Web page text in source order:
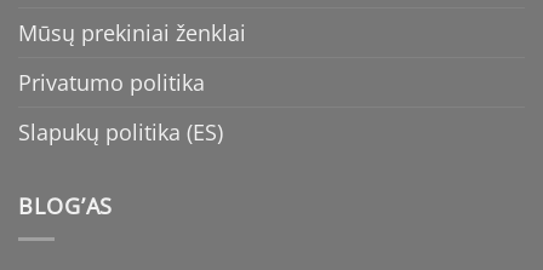
Mūsų prekiniai ženklai
Privatumo politika
Slapukų politika (ES)
BLOG’AS